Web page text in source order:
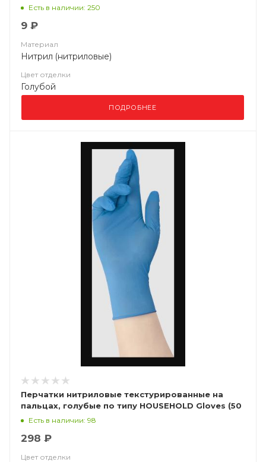
Есть в наличии: 250
9 ₽
Материал
Нитрил (нитриловые)
Цвет отделки
Голубой
ПОДРОБНЕЕ
Перчатки нитриловые текстурированные на
пальцах, голубые по типу HOUSEHOLD Gloves (50
пар), Калибр Libry
Есть в наличии: 98
298 ₽
Цвет отделки